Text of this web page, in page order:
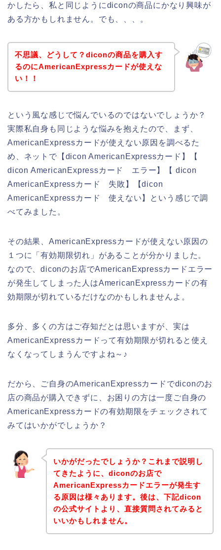
かしたら、私と同じようにdiconの商品にかなり興味が
ある方かもしれません。でも、、、。
不思議、どうして？diconの商品を購入す
るのにAmericanExpressカードが使えな
い！！
という風な感じで悩んでいるのではないでしょうか？
実際私自身も同じような悩みを抱えたので、まず、
AmericanExpressカードが使えない原因を調べるた
め、ネットで【dicon AmericanExpressカード】【
dicon AmericanExpressカード エラー】【 dicon
AmericanExpressカード 失敗】【dicon
AmericanExpressカード 使えない】という感じで調
べてみました。
その結果、AmericanExpressカードが使えない原因の
１つに「有効期限切れ」があることが分かりました。
なので、diconのお店でAmericanExpressカードエラー
が発生してしまった人はAmericanExpressカードの有
効期限が切れているだけなのかもしれませんよ。
多分、多くの方はご存知だとは思いますが、実は
AmericanExpressカードって有効期限が切れると使え
なくなってしまうんですよね～♪
だから、ご自身のAmericanExpressカードでdiconのお
店の商品が購入できずに、お困りの方は一度ご自身の
AmericanExpressカードの有効期限をチェックされて
みてはいかがでしょうか？
いかがだったでしょうか？これまで説明し
てきたように、diconのお店で
AmericanExpressカードエラーが発生す
る原因は様々あります。後は、下記dicon
の公式サイトより、直接質問されてみると
いいかもしれません。